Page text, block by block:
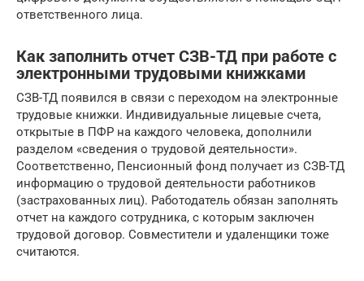
ответственного лица.
Как заполнить отчет СЗВ-ТД при работе с
электронными трудовыми книжками
СЗВ-ТД появился в связи с переходом на электронные
трудовые книжки. Индивидуальные лицевые счета,
открытые в ПФР на каждого человека, дополнили
разделом «сведения о трудовой деятельности».
Соответственно, Пенсионный фонд получает из СЗВ-ТД
информацию о трудовой деятельности работников
(застрахованных лиц). Работодатель обязан заполнять
отчет на каждого сотрудника, с которым заключен
трудовой договор. Совместители и удаленщики тоже
считаются.